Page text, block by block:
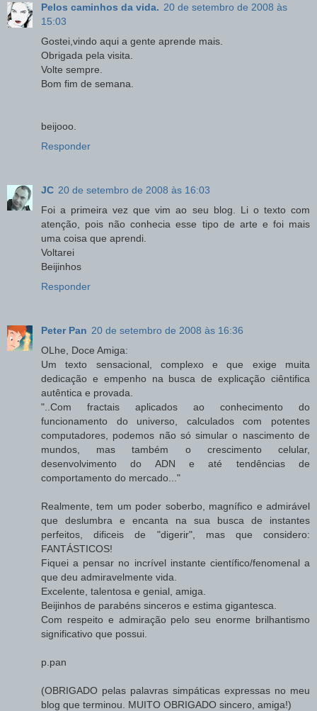
Pelos caminhos da vida. 20 de setembro de 2008 às
15:03
Gostei,vindo aqui a gente aprende mais.
Obrigada pela visita.
Volte sempre.
Bom fim de semana.
beijooo.
Responder
JC 20 de setembro de 2008 às 16:03
Foi a primeira vez que vim ao seu blog. Li o texto com
atenção, pois não conhecia esse tipo de arte e foi mais
uma coisa que aprendi.
Voltarei
Beijinhos
Responder
Peter Pan 20 de setembro de 2008 às 16:36
OLhe, Doce Amiga:
Um texto sensacional, complexo e que exige muita
dedicação e empenho na busca de explicação ciêntifica
autêntica e provada.
"..Com fractais aplicados ao conhecimento do
funcionamento do universo, calculados com potentes
computadores, podemos não só simular o nascimento de
mundos, mas também o crescimento celular,
desenvolvimento do ADN e até tendências de
comportamento do mercado..."
Realmente, tem um poder soberbo, magnífico e admirável
que deslumbra e encanta na sua busca de instantes
perfeitos, dificeis de "digerir", mas que considero:
FANTÁSTICOS!
Fiquei a pensar no incrível instante científico/fenomenal a
que deu admiravelmente vida.
Excelente, talentosa e genial, amiga.
Beijinhos de parabéns sinceros e estima gigantesca.
Com respeito e admiração pelo seu enorme brilhantismo
significativo que possui.
p.pan
(OBRIGADO pelas palavras simpáticas expressas no meu
blog que terminou. MUITO OBRIGADO sincero, amiga!)